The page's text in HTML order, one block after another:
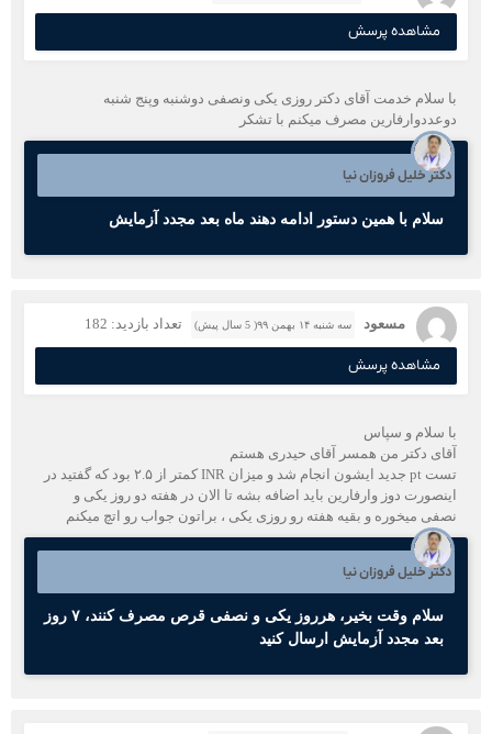
مشاهده پرسش
با سلام خدمت آقای دکتر روزی یکی ونصفی دوشنبه وپنج شنبه
دوعددوارفارین مصرف میکنم با تشکر
دکتر خلیل فروزان نیا
سلام با همین دستور ادامه دهند ماه بعد مجدد آزمایش
مسعود سه شنبه ۱۴ بهمن ۹۹( 5 سال پیش) تعداد بازدید: 182
مشاهده پرسش
با سلام و سپاس
آقای دکتر من همسر آقای حیدری هستم
تست pt جدید ایشون انجام شد و میزان INR کمتر از ۲.۵ بود که گفتید در
اینصورت دوز وارفارین باید اضافه بشه تا الان در هفته دو روز یکی و
نصفی میخوره و بقیه هفته رو روزی یکی ، براتون جواب رو اتچ میکنم
دکتر خلیل فروزان نیا
سلام وقت بخیر، هرروز یکی و نصفی قرص مصرف کنند، ۷ روز
بعد مجدد آزمایش ارسال کنید